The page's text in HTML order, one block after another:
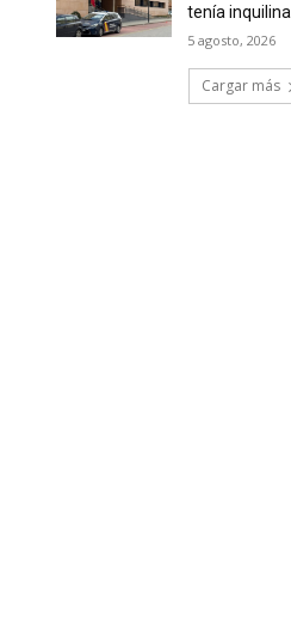
tenía inquilina
5 agosto, 2026
Cargar más